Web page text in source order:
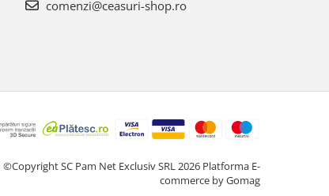
comenzi@ceasuri-shop.ro
©Copyright SC Pam Net Exclusiv SRL 2026 Platforma E-
commerce by Gomag